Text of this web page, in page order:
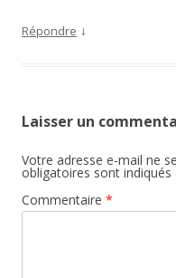
Répondre ↓
Laisser un
Votre adresse e-mail ne
obligatoires sont indiqués
Commentaire *